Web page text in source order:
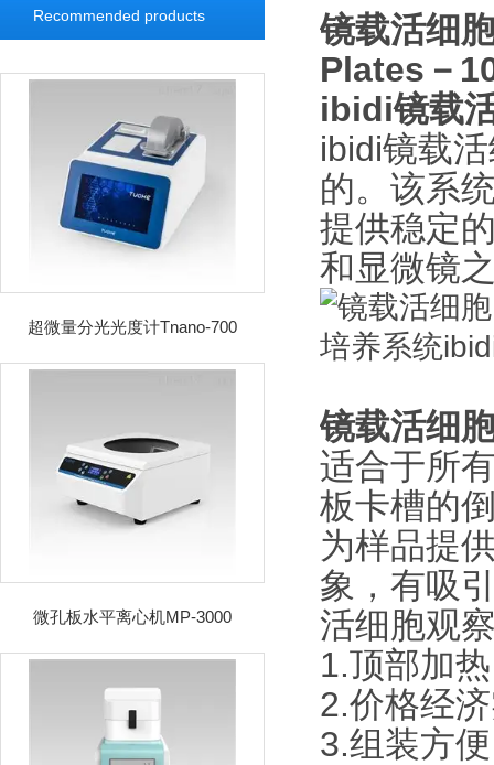
Recommended products
超微量分光光度计Tnano-700
微孔板水平离心机MP-3000
镜载活细
Plates－
ibidi镜载
ibidi镜载
的。该系
提供稳定
和显微镜
镜载活细
适合于所
板卡槽的
为样品提
象，有吸
活细胞观
1.顶部加
2.价格经
3.组装方